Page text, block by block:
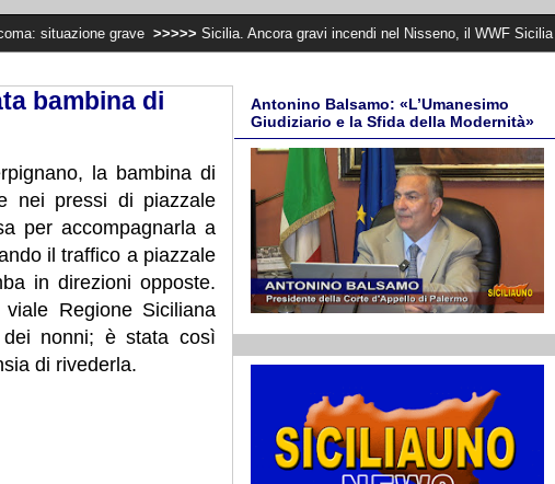
grave >>>>> Sicilia. Ancora gravi incendi nel Nisseno, il WWF Sicilia centrale
bambina di
la bambina di
nei pressi di piazzale
per accompagnarla a
il traffico a piazzale
in direzioni opposte.
Regione Siciliana
nonni; è stata così
di rivederla.
Antonino Balsamo: «L’Umanesimo
Giudiziario e la Sfida della Modernità»